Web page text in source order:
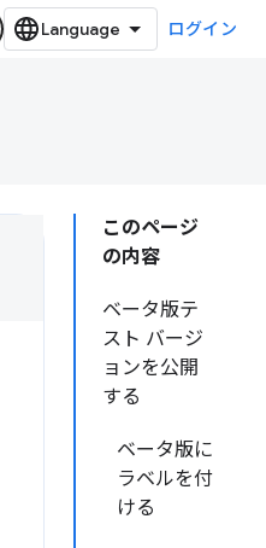
ログイン
このページ
の内容
ベータ版テ
スト バージ
ョンを公開
する
ベータ版に
ラベルを付
ける